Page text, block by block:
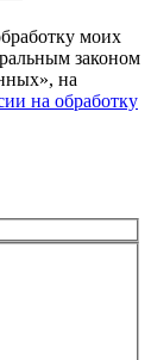
моих
законом
на
на обработку